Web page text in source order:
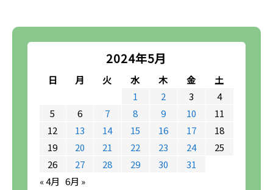
2024年5月
日 月 火 水 木 金
土
1
2 3
4
5
6 7 8 9 10
11
12
13 14 15 16 17
18
19
20 21 22 23 24
25
26
27 28 29 30
31
« 4月 6月 »